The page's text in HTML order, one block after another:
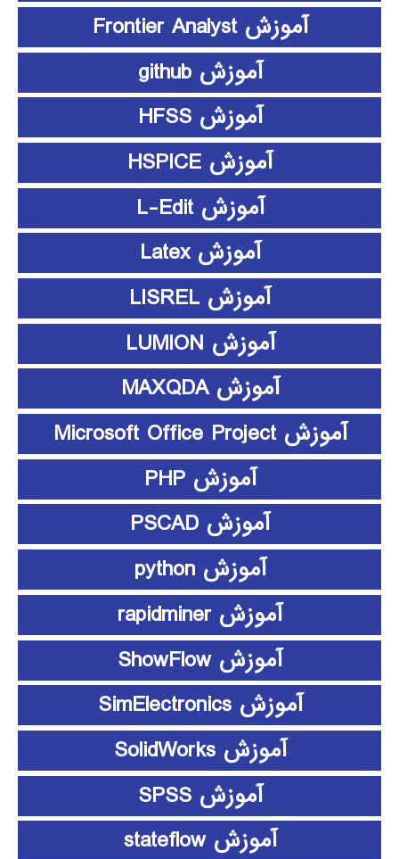
آموزش Frontier Analyst
آموزش github
آموزش HFSS
آموزش HSPICE
آموزش L-Edit
آموزش Latex
آموزش LISREL
آموزش LUMION
آموزش MAXQDA
آموزش Microsoft Office Project
آموزش PHP
آموزش PSCAD
آموزش python
آموزش rapidminer
آموزش ShowFlow
آموزش SimElectronics
آموزش SolidWorks
آموزش SPSS
آموزش stateflow